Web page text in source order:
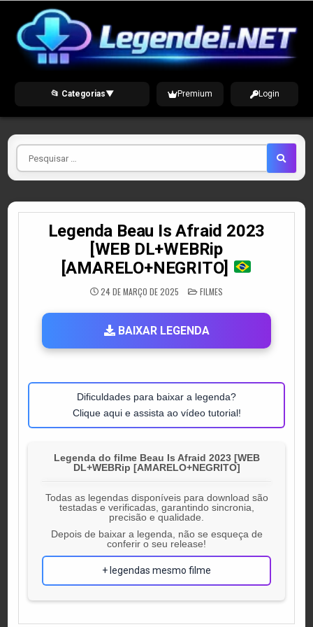
content
📂 Categorias▼ Premium Login
Pesquisar
por
Legenda Beau Is Afraid 2023
[WEB DL+WEBRip
[AMARELO+NEGRITO]
24 DE MARÇO DE 2025 POSTED
IN
FILMES
BAIXAR LEGENDA
Dificuldades para baixar a legenda?
Clique aqui e assista ao vídeo tutorial!
Legenda do filme Beau Is Afraid 2023 [WEB
DL+WEBRip [AMARELO+NEGRITO]
Todas as legendas disponíveis para download são
testadas e verificadas, garantindo sincronia,
precisão e qualidade.
Depois de baixar a legenda, não se esqueça de
conferir o seu release!
+ legendas mesmo filme